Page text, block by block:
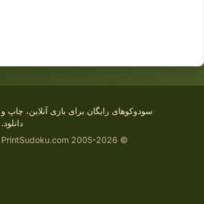
سودوکوهای رایگان برای بازی آنلاین، چاپ و
دانلود.
© 2005-2026 PrintSudoku.com